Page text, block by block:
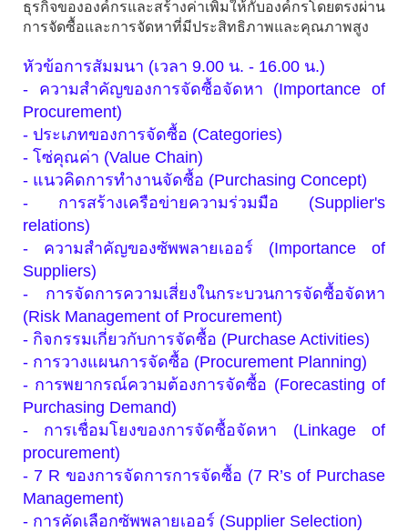
ธุรกิจขององค์กรและสร้างค่าเพิ่มให้กับองค์กรโดยตรงผ่าน
การจัดซื้อและการจัดหาที่มีประสิทธิภาพและคุณภาพสูง
หัวข้อการสัมมนา (เวลา 9.00 น. - 16.00 น.)
- ความสำคัญของการจัดซื้อจัดหา (Importance of
Procurement)
- ประเภทของการจัดซื้อ (Categories)
- โซ่คุณค่า (Value Chain)
- แนวคิดการทำงานจัดซื้อ (Purchasing Concept)
- การสร้างเครือข่ายความร่วมมือ (Supplier's
relations)
- ความสำคัญของซัพพลายเออร์ (Importance of
Suppliers)
- การจัดการความเสี่ยงในกระบวนการจัดซื้อจัดหา
(Risk Management of Procurement)
- กิจกรรมเกี่ยวกับการจัดซื้อ (Purchase Activities)
- การวางแผนการจัดซื้อ (Procurement Planning)
- การพยากรณ์ความต้องการจัดซื้อ (Forecasting of
Purchasing Demand)
- การเชื่อมโยงของการจัดซื้อจัดหา (Linkage of
procurement)
- 7 R ของการจัดการการจัดซื้อ (7 R’s of Purchase
Management)
- การคัดเลือกซัพพลายเออร์ (Supplier Selection)